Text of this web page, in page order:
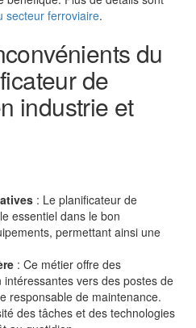
secteur ferroviaire.
du
de
industrie et
: Le planificateur de
essentiel dans le bon
permettant ainsi une
: Ce métier offre des
intéressantes vers des postes de
responsable de maintenance.
des tâches et des technologies